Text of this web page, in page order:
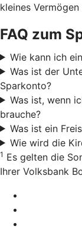
kleines
FAQ zum
Wie kann ich
Was ist der
Sparkonto?
Was ist, wenn
brauche?
Was ist ein
Wie wird die
1 Es gelten die
Ihrer Volksbank